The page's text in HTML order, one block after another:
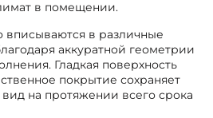
в помещении.
вписываются в различные
аккуратной геометрии
Гладкая поверхность
покрытие сохраняет
на протяжении всего срока